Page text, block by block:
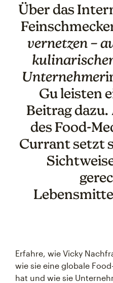
Über das
vernetzen –
Unternehmer
Gu leisten
Beitrag
des Food-
Currant setzt
Erfahre, wie Vicky
wie sie eine globale
hat und wie sie